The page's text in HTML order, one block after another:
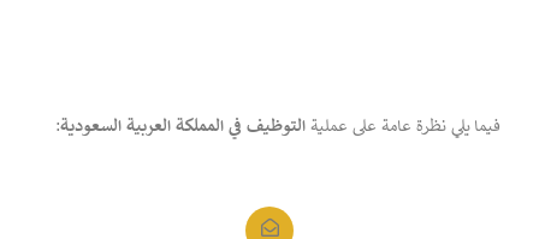
فيما يلي نظرة عامة على عمليةالتوظيف في المملكة العربية السعودية: